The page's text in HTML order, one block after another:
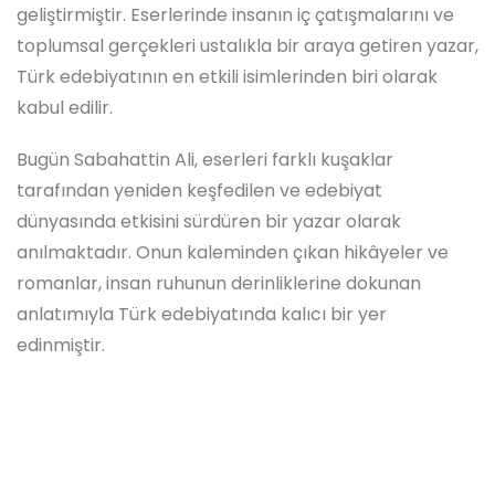
geliştirmiştir. Eserlerinde insanın iç çatışmalarını ve
toplumsal gerçekleri ustalıkla bir araya getiren yazar,
Türk edebiyatının en etkili isimlerinden biri olarak
kabul edilir.
Bugün Sabahattin Ali, eserleri farklı kuşaklar
tarafından yeniden keşfedilen ve edebiyat
dünyasında etkisini sürdüren bir yazar olarak
anılmaktadır. Onun kaleminden çıkan hikâyeler ve
romanlar, insan ruhunun derinliklerine dokunan
anlatımıyla Türk edebiyatında kalıcı bir yer
edinmiştir.